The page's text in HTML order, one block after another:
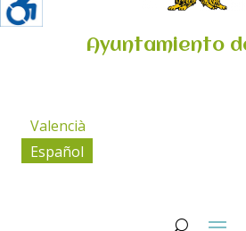
Ayuntamiento
Valencià
Español